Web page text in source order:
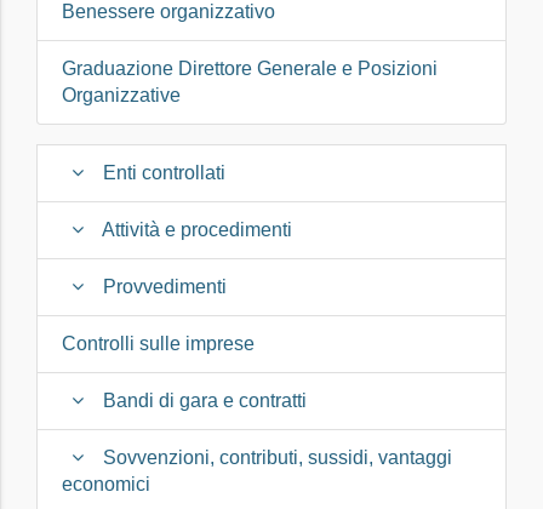
Benessere organizzativo
Graduazione Direttore Generale e Posizioni
Organizzative
Enti controllati
Attività e procedimenti
Provvedimenti
Controlli sulle imprese
Bandi di gara e contratti
Sovvenzioni, contributi, sussidi, vantaggi
economici